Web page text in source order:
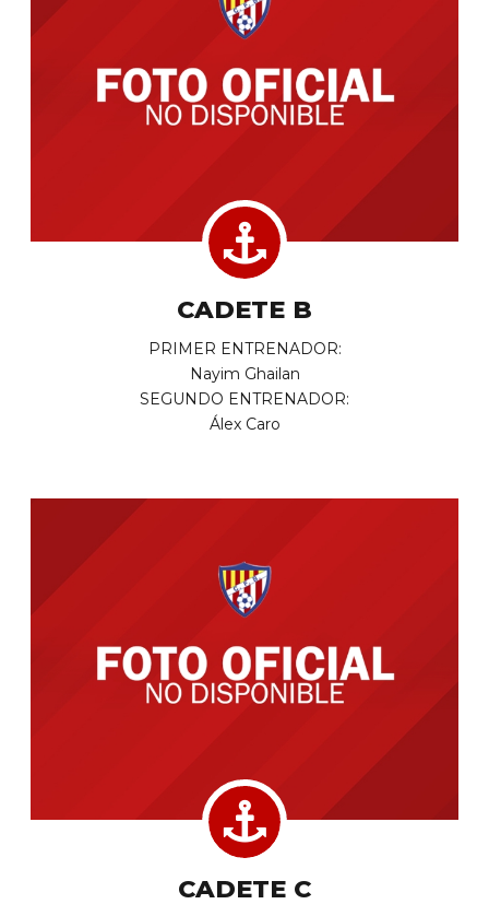
CADETE B
PRIMER ENTRENADOR:
Nayim Ghailan
SEGUNDO ENTRENADOR:
Álex Caro
CADETE C